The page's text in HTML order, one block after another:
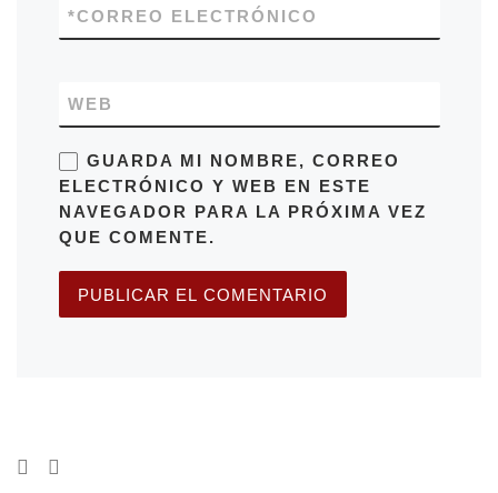
CORREO ELECTRÓNICO
*
WEB
GUARDA MI NOMBRE, CORREO
ELECTRÓNICO Y WEB EN ESTE
NAVEGADOR PARA LA PRÓXIMA VEZ
QUE COMENTE.